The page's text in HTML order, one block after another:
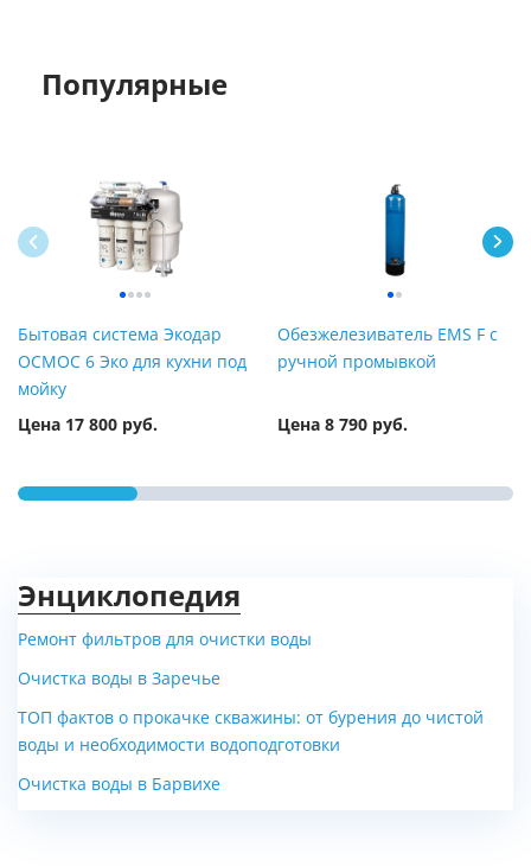
Популярные
Бытовая система Экодар
ОСМОС 6 Эко для кухни под
мойку
Цена 17 800 руб.
Обезжелезиватель EMS F с
ручной промывкой
Цена 8 790 руб.
Энциклопедия
Ремонт фильтров для очистки воды
Очистка воды в Заречье
ТОП фактов о прокачке скважины: от бурения до чистой
воды и необходимости водоподготовки
Очистка воды в Барвихе